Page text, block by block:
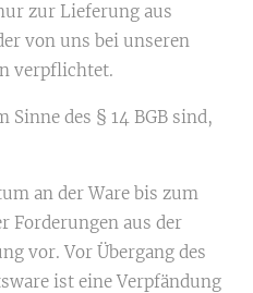
zur Lieferung aus
von uns bei unseren
verpflichtet.
des § 14 BGB sind,
an der Ware bis zum
Forderungen aus der
vor. Vor Übergang des
ist eine Verpfändung